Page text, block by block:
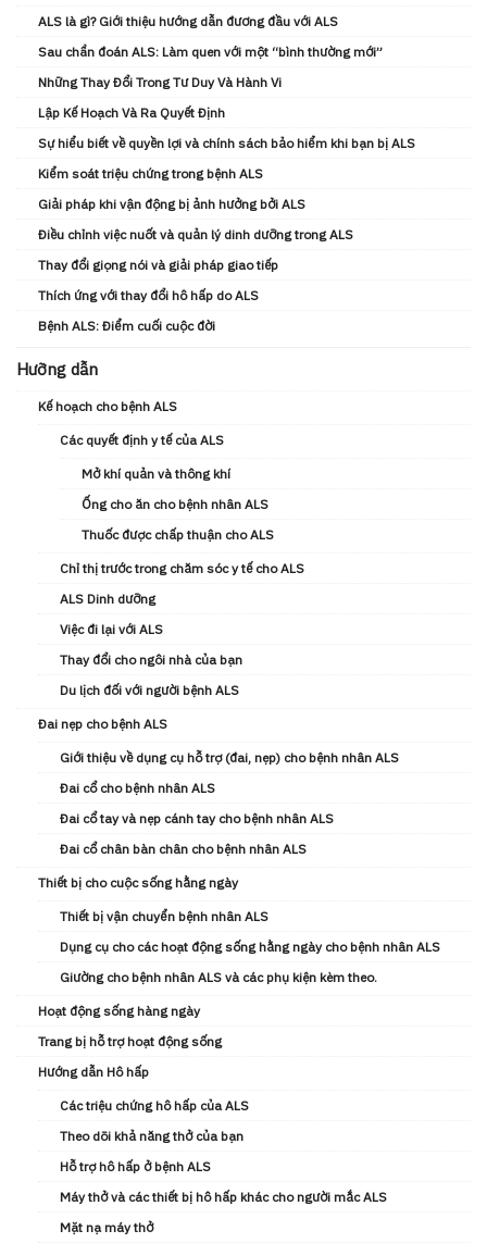
ALS là gì? Giới thiệu hướng dẫn đương đầu với ALS
Sau chẩn đoán ALS: Làm quen với một “bình thường mới”
Những Thay Đổi Trong Tư Duy Và Hành Vi
Lập Kế Hoạch Và Ra Quyết Định
Sự hiểu biết về quyền lợi và chính sách bảo hiểm khi bạn bị ALS
Kiểm soát triệu chứng trong bệnh ALS
Giải pháp khi vận động bị ảnh hưởng bởi ALS
Điều chỉnh việc nuốt và quản lý dinh dưỡng trong ALS
Thay đổi giọng nói và giải pháp giao tiếp
Thích ứng với thay đổi hô hấp do ALS
Bệnh ALS: Điểm cuối cuộc đời
Hưỡng dẫn
Kế hoạch cho bệnh ALS
Các quyết định y tế của ALS
Mở khí quản và thông khí
Ống cho ăn cho bệnh nhân ALS
Thuốc được chấp thuận cho ALS
Chỉ thị trước trong chăm sóc y tế cho ALS
ALS Dinh dưỡng
Việc đi lại với ALS
Thay đổi cho ngôi nhà của bạn
Du lịch đối với người bệnh ALS
Đai nẹp cho bệnh ALS
Giới thiệu về dụng cụ hỗ trợ (đai, nẹp) cho bệnh nhân ALS
Đai cổ cho bệnh nhân ALS
Đai cổ tay và nẹp cánh tay cho bệnh nhân ALS
Đai cổ chân bàn chân cho bệnh nhân ALS
Thiết bị cho cuộc sống hằng ngày
Thiết bị vận chuyển bệnh nhân ALS
Dụng cụ cho các hoạt động sống hằng ngày cho bệnh nhân ALS
Giường cho bệnh nhân ALS và các phụ kiện kèm theo.
Hoạt động sống hàng ngày
Trang bị hỗ trợ hoạt động sống
Hướng dẫn Hô hấp
Các triệu chứng hô hấp của ALS
Theo dõi khả năng thở của bạn
Hỗ trợ hô hấp ở bệnh ALS
Máy thở và các thiết bị hô hấp khác cho người mắc ALS
Mặt nạ máy thở